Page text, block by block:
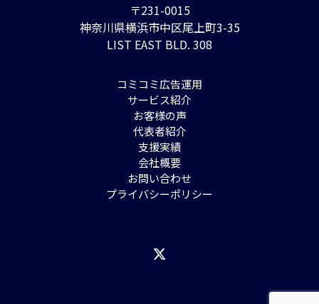
〒231-0015
神奈川県横浜市中区尾上町3-35
LIST EAST BLD. 308
コミコミ広告運用
サービス紹介
お客様の声
代表者紹介
支援実績
会社概要
お問い合わせ
プライバシーポリシー